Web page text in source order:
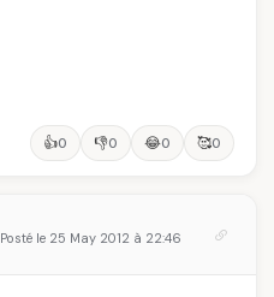
👍0 👎0 😂0 🥰0
Posté le 25 May 2012 à 22:46